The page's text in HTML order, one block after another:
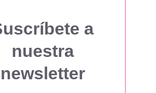
a
nuestra
newsletter